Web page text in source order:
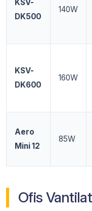
KSV-
DK500
140W
KSV-
DK600
160W
Aero
Mini 12
85W
Ofis